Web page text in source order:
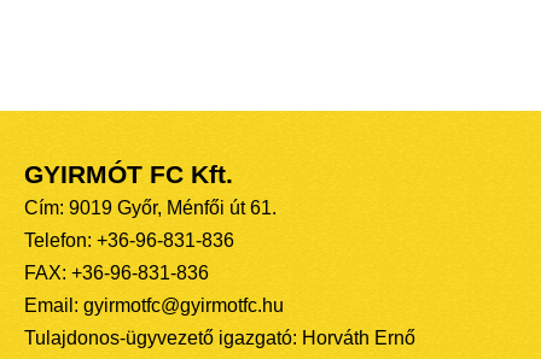
GYIRMÓT FC Kft.
Cím: 9019 Győr, Ménfői út 61.
Telefon: +36-96-831-836
FAX: +36-96-831-836
Email: gyirmotfc@gyirmotfc.hu
Tulajdonos-ügyvezető igazgató: Horváth Ernő